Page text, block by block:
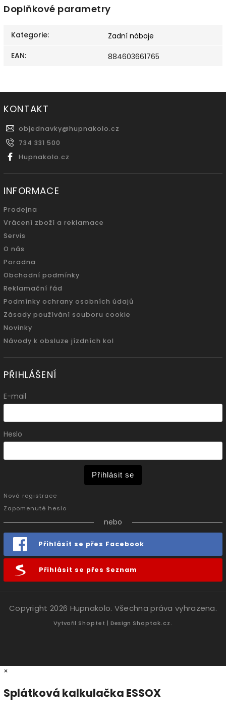
Doplňkové parametry
Kategorie:
Zadní náboje
EAN: 884603661765
KONTAKT
objednavky@hupnakolo.cz
734 331 500
Hupnakolo.cz
INFORMACE
Prodejna
Vrácení zboží a reklamace
Servis
O nás
Poradna
Obchodní podmínky
Reklamační řád
Podmínky ochrany osobních údajů
Zásady používání souboru cookie
Novinky
Návody k obsluze jízdních kol
PŘIHLÁŠENÍ
E-mail
Heslo
Přihlásit se
Nová registrace
Zapomenuté heslo
nebo
Přihlásit se přes Facebook
Přihlásit se přes Seznam
Copyright 2026 Hupnakolo. Všechna práva vyhrazena.
Vytvořil Shoptet | Design Shoptak.cz.
×
Splátková kalkulačka ESSOX